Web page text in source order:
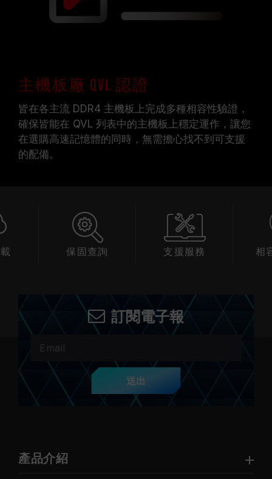
主機板廠 QVL 認證
皆在各主流 DDR4 主機板上完成多種相容性驗證，
確保皆能在 QVL 列表中的主機板上穩定運作，讓您
在選購高速記憶體的同時，無需擔心找不到可支援
的配備。
保固查詢 支援服務 相容性查詢
訂閱電子報
送出
產品介紹